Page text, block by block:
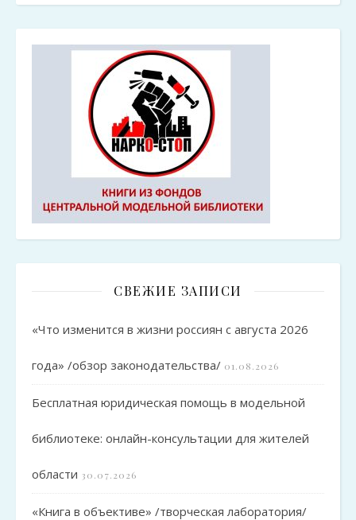
СВЕЖИЕ ЗАПИСИ
«Что изменится в жизни россиян с августа 2026
года» /обзор законодательства/ 01.08.2026
Бесплатная юридическая помощь в модельной
библиотеке: онлайн-консультации для жителей
области 30.07.2026
«Книга в объективе» /творческая лаборатория/